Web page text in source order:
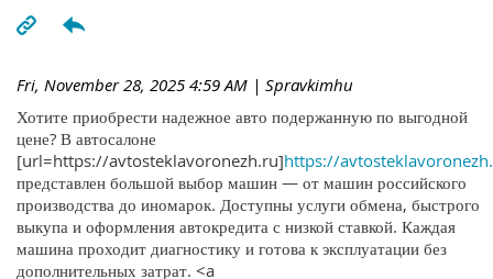
Fri, November 28, 2025 4:59 AM | Spravkimhu
Хотите приобрести надежное авто подержанную по выгодной
цене? В автосалоне
[url=https://avtosteklavoronezh.ru]https://
представлен большой выбор машин — от машин российского
производства до иномарок. Доступны услуги обмена, быстрого
выкупа и оформления автокредита с низкой ставкой. Каждая
машина проходит диагностику и готова к эксплуатации без
дополнительных затрат. <a